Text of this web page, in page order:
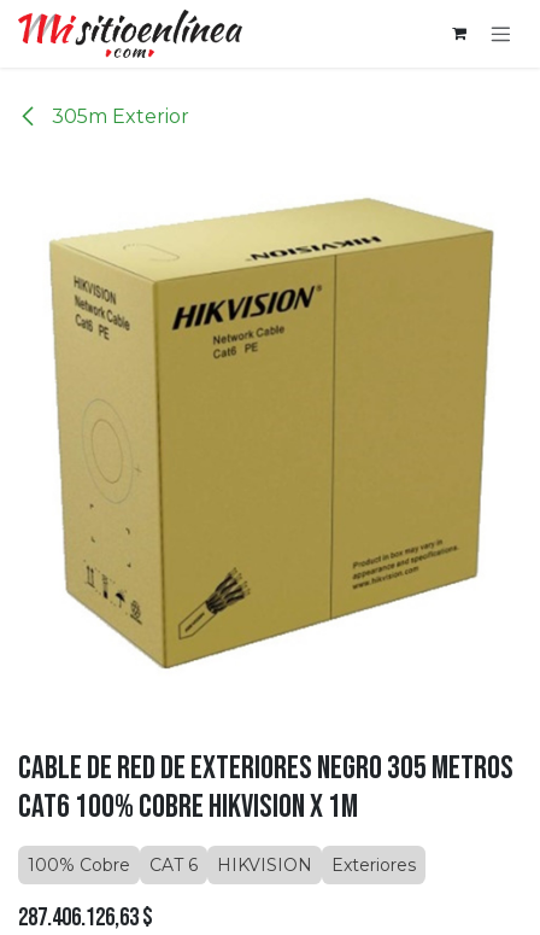
Ir al contenido
305m Exterior
Cable de Red de Exteriores Negro 305 Metros
CAT6 100% Cobre HIKVISION X 1M
100% Cobre CAT 6 HIKVISION Exteriores
287.406.126,63$